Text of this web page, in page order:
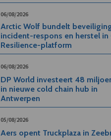
06/08/2026
Arctic Wolf bundelt
incident-respons en herstel in
Resilience-platform
06/08/2026
DP World investeert 48
in nieuwe cold chain hub in
Antwerpen
05/08/2026
Aers opent Truckplaza in